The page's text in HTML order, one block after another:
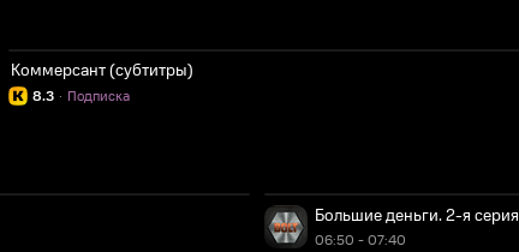
Коммерсант (субтитры)
8.3 Подписка
·
Большие деньги. 2-я серия
06:50 - 07:40